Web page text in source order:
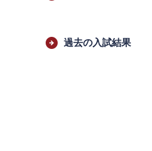
過去の入試結果